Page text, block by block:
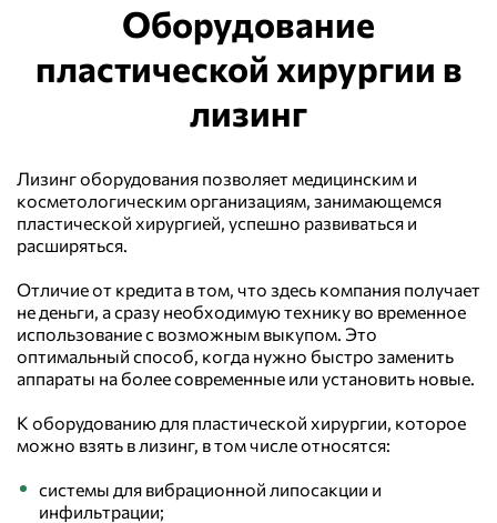
Оборудование
пластической хирургии в
лизинг
Лизинг оборудования позволяет медицинским и
косметологическим организациям, занимающемся
пластической хирургией, успешно развиваться и
расширяться.
Отличие от кредита в том, что здесь компания получает
не деньги, а сразу необходимую технику во временное
использование с возможным выкупом. Это
оптимальный способ, когда нужно быстро заменить
аппараты на более современные или установить новые.
К оборудованию для пластической хирургии, которое
можно взять в лизинг, в том числе относятся:
системы для вибрационной липосакции и
инфильтрации;